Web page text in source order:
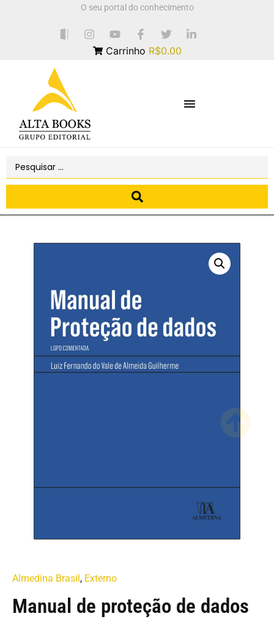
O seu portal do conhecimento
Carrinho R$0.00
Almedina Brasil, Externo
Manual de proteção de dados